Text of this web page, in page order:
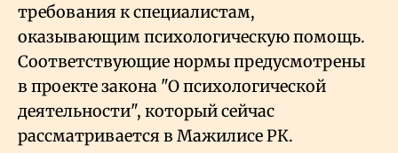
требования к специалистам,
оказывающим психологическую помощь.
Соответствующие нормы предусмотрены
в проекте закона "О психологической
деятельности", который сейчас
рассматривается в Мажилисе РК.